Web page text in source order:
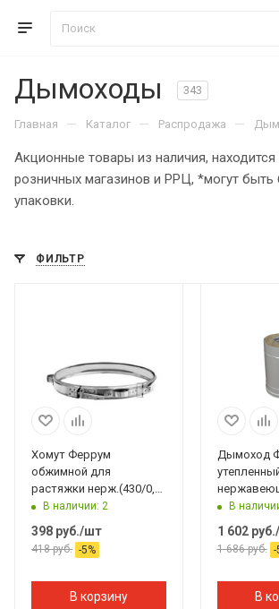
Дымоходы 343
Главная — Каталог — Распродажа —
Акционные товары из наличия, находится
розничных магазинов и РРЦ, *могут быть
упаковки.
ФИЛЬТР
Хомут Феррум
обжимной для
растяжки нерж.(430/0,5
мм), ф210 #
В наличии: 2
398 руб./шт
418руб. -5%
В корзину
Дымоход
(430/
L=0,25м по
В
1 602руб.
1 686руб. -
В